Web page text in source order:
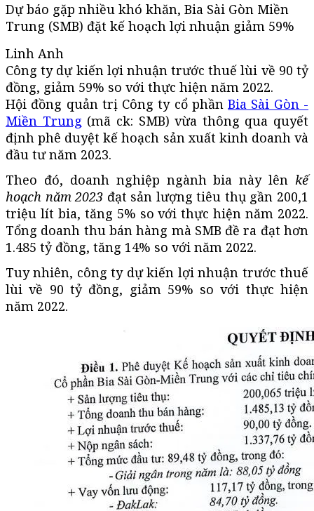
Dự báo gặp nhiều khó khăn, Bia Sài Gòn Miền
Trung (SMB) đặt kế hoạch lợi nhuận giảm 59%
Linh Anh
Công ty dự kiến lợi nhuận trước thuế lùi về 90 tỷ
đồng, giảm 59% so với thực hiện năm 2022.
Hội đồng quản trị Công ty cổ phầnBia Sài Gòn -
Miền Trung (mã ck: SMB) vừa thông qua quyết
định phê duyệt kế hoạch sản xuất kinh doanh và
đầu tư năm 2023.
Theo đó, doanh nghiệp ngành bia này lên kế
hoạch năm 2023 đạt sản lượng tiêu thụ gần 200,1
triệu lít bia, tăng 5% so với thực hiện năm 2022.
Tổng doanh thu bán hàng mà SMB đề ra đạt hơn
1.485 tỷ đồng, tăng 14% so với năm 2022.
Tuy nhiên, công ty dự kiến lợi nhuận trước thuế
lùi về 90 tỷ đồng, giảm 59% so với thực hiện
năm 2022.